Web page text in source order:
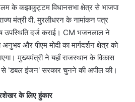
के कझाकुट्टम विधानसभा क्षेत्र से भाजपा
मंत्री वी. मुरलीधरन के नामांकन पत्र
दर्ज कराई। CM भजनलाल ने
और पीएम मोदी का मार्गदर्शन क्षेत्र को
मुख्यमंत्री ने यहाँ राजस्थान के विकास
से 'डबल इंजन' सरकार चुनने की अपील की।
के लिए हुंकार